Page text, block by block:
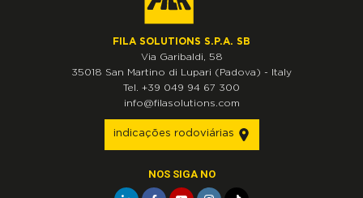
FILA SOLUTIONS S.P.A. SB
Via Garibaldi, 58
35018 San Martino di Lupari (Padova) -
Italy
Tel. +39 049 94 67 300
info@filasolutions.com
indicações rodoviárias
NOS SIGA NO